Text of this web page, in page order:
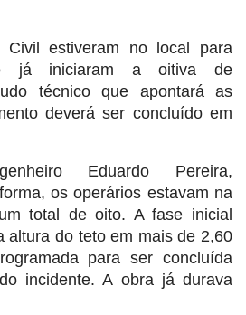
Civil estiveram no local para
já iniciaram a oitiva de
técnico que apontará as
deverá ser concluído em
Eduardo Pereira,
os operários estavam na
total de oito. A fase inicial
altura do teto em mais de 2,60
para ser concluída
incidente. A obra já durava